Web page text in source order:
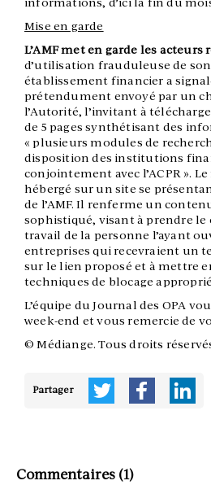
Mise en garde
L’AMF met en garde les acteurs
d’utilisation frauduleuse de
établissement financier a
prétendument envoyé par un
l’Autorité, l’invitant à
de 5 pages synthétisant des
« plusieurs modules de
disposition des institutions
conjointement avec l’ACPR ».
hébergé sur un site se
de l’AMF. Il renferme un
sophistiqué, visant à prendre le
travail de la personne l’ayant
entreprises qui recevraient un
sur le lien proposé et à mettre
techniques de blocage
L’équipe du Journal des OPA
week-end et vous remercie de
© Médiange. Tous droits
Partager
Commentaires (1)